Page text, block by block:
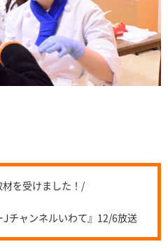
を受けました！/
チャンネルいわて』12/6放送